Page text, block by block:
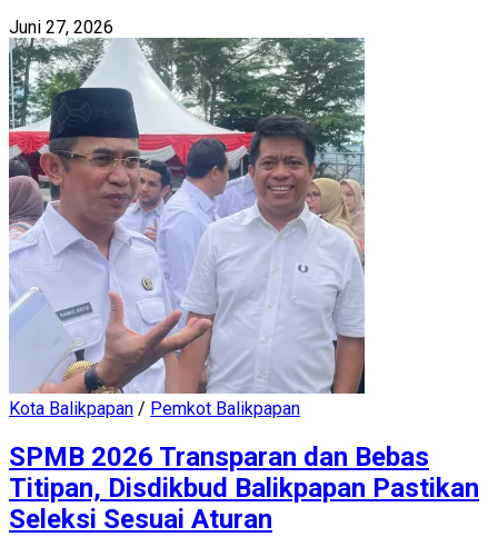
Juni 27, 2026
Kota Balikpapan / Pemkot Balikpapan
SPMB 2026 Transparan dan Bebas
Titipan, Disdikbud Balikpapan Pastikan
Seleksi Sesuai Aturan